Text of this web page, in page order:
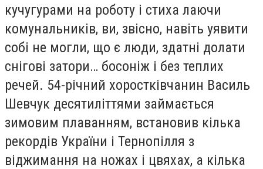
кучугурами на роботу і стиха лаючи
комунальників, ви, звісно, навіть уявити
собі не могли, що є люди, здатні долати
снігові затори… босоніж і без теплих
речей. 54-річний хоростківчанин Василь
Шевчук десятиліттями займається
зимовим плаванням, встановив кілька
рекордів України і Тернопілля з
віджимання на ножах і цвяхах, а кілька